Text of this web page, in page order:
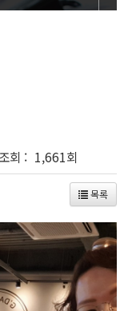
조회 : 1,661회
목록